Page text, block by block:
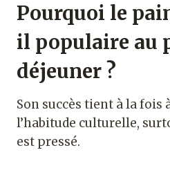
Pourquoi le
il populaire au
déjeuner ?
Son succès tient à la fois
l’habitude culturelle,
est pressé.